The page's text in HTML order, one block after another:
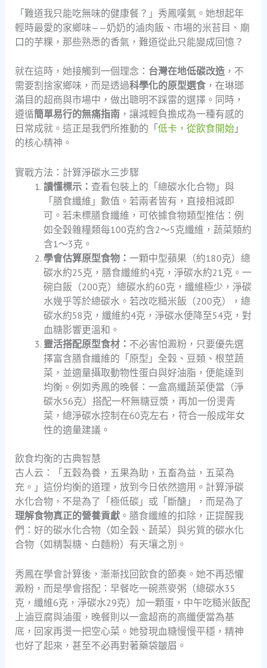
「難道我只能吃無味的健康餐？」秀鳳嘆氣。她想起年
輕時最愛的家鄉味——奶奶的滷肉飯、市場的米苔目、廟
口的芋粿，那些熟悉的香氣，難道從此只能變成回憶？
就在這時，她接觸到一個理念： 台灣在地低碳改造，不
需要割捨家鄉味，而是透過科學化的原型選食，在琳瑯
滿目的超商與市場中，做出聰明不踩雷的選擇。同時，
遵循簡單易行的無痛指南，讓減輕負擔成為一種有感的
日常成就。這正是我們所推動的「 低卡，從飲食開始」
的核心精神。
實戰方法：計算淨碳水三步驟
讀懂標示： 查看包裝上的「總碳水化合物」與
「膳食纖維」數值。若兩者皆有，直接相減即
可。若未標膳食纖維，可依據食物類型推估：例
如全穀雜糧類每100克約含2～5克纖維，蔬菜類約
含1～3克。
學會估算原型食物： 一顆中型蘋果（約180克）總
碳水約25克，膳食纖維約4克，淨碳水約21克。一
碗白飯（200克）總碳水約60克，纖維極少，淨碳
水幾乎等於總碳水。若改吃糙米飯（200克），總
碳水約58克，纖維約4克，淨碳水便降至54克，對
血糖影響更溫和。
靈活搭配原型食材： 不必害怕澱粉，只要優先選
擇富含膳食纖維的「原型」全穀、豆類、根莖蔬
菜，並適量攝取動物性蛋白與好油脂，便能達到
均衡。例如秀鳳的晚餐：一盒高纖蔬菜便當（淨
碳水56克）搭配一杯無糖豆漿，再加一份燙青
菜，總淨碳水控制在60克左右，符合一般成年女
性的適量建議。
飲食均衡的古典智慧
古人云：「五穀為養，五果為助，五畜為益，五菜為
充。」這份均衡的道理，放到今日依然適用。計算淨碳
水化合物，不是為了「極低碳」或「斷醣」，而是為了
理解食物真正的營養貢獻。膳食纖維的扣除，正提醒我
們：好的碳水化合物（如全穀、蔬菜）與劣質的碳水化
合物（如精製糖、白麵粉）有天壤之別。
秀鳳在學會計算後，漸漸找回飲食的節奏。她不再恐懼
澱粉，而是學會搭配：早餐吃一碗燕麥粥（總碳水35
克，纖維6克，淨碳水29克）加一顆蛋，中午吃糙米飯配
上滷豆腐與滷蛋，晚餐則以一盒超商的高纖便當為基
底，回家再燙一把空心菜。她發現血糖慢慢平穩，精神
也好了起來，甚至不必再對著藥袋皺眉。